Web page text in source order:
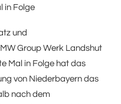
in Folge
und
Group Werk Landshut
Mal in Folge hat das
von Niederbayern das
nach dem